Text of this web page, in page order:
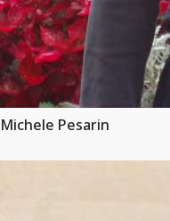
Michele Pesarin